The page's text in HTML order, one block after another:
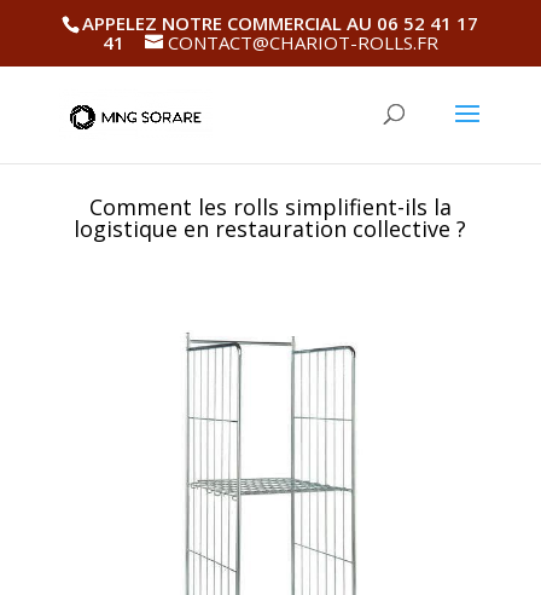
APPELEZ NOTRE COMMERCIAL AU 06 52 41 17
41
CONTACT@CHARIOT-ROLLS.FR
Comment les rolls simplifient-ils la
logistique en restauration collective ?